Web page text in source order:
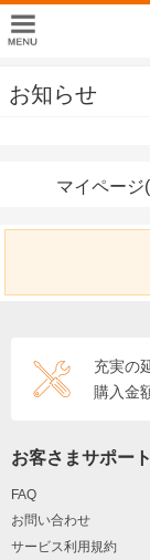
お知らせ
マイページ
充実の
購入金
お客さまサポート
FAQ
お問い合わせ
サービス利用規約